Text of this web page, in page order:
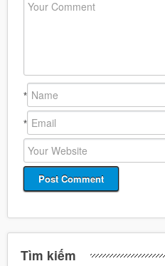
*
*
Tìm kiếm